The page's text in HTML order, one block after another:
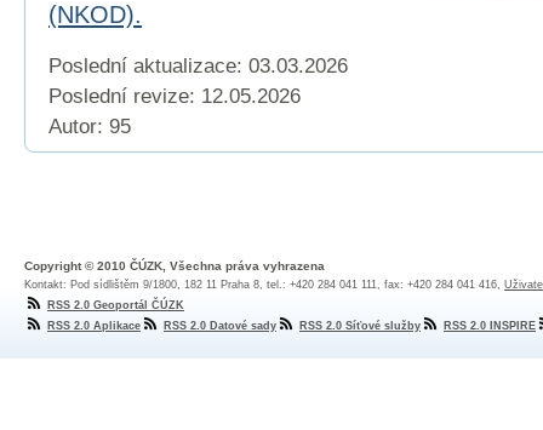
(NKOD).
Poslední aktualizace: 03.03.2026
Poslední revize: 12.05.2026
Autor: 95
Copyright © 2010 ČÚZK, Všechna práva vyhrazena
Kontakt: Pod sídlištěm 9/1800, 182 11 Praha 8, tel.: +420 284 041 111, fax: +420 284 041 416,
RSS 2.0 Geoportál ČÚZK
RSS 2.0 Aplikace
RSS 2.0 Datové sady RSS 2.0 Síťové služby RSS 2.0 INSPIRE